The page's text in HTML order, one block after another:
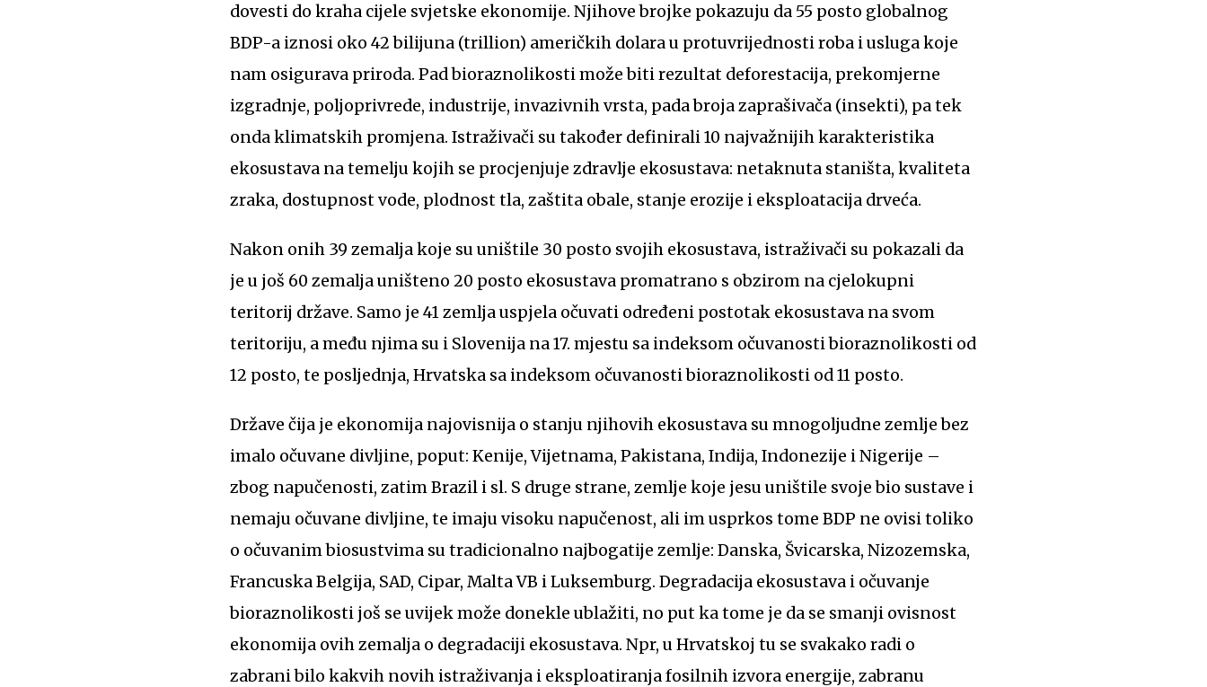
dovesti do kraha cijele svjetske ekonomije. Njihove brojke pokazuju da 55 posto globalnog
BDP-a iznosi oko 42 bilijuna (trillion) američkih dolara u protuvrijednosti roba i usluga koje
nam osigurava priroda. Pad bioraznolikosti može biti rezultat deforestacija, prekomjerne
izgradnje, poljoprivrede, industrije, invazivnih vrsta, pada broja zaprašivača (insekti), pa tek
onda klimatskih promjena. Istraživači su također definirali 10 najvažnijih karakteristika
ekosustava na temelju kojih se procjenjuje zdravlje ekosustava: netaknuta staništa, kvaliteta
zraka, dostupnost vode, plodnost tla, zaštita obale, stanje erozije i eksploatacija drveća.
Nakon onih 39 zemalja koje su uništile 30 posto svojih ekosustava, istraživači su pokazali da
je u još 60 zemalja uništeno 20 posto ekosustava promatrano s obzirom na cjelokupni
teritorij države. Samo je 41 zemlja uspjela očuvati određeni postotak ekosustava na svom
teritoriju, a među njima su i Slovenija na 17. mjestu sa indeksom očuvanosti bioraznolikosti od
12 posto, te posljednja, Hrvatska sa indeksom očuvanosti bioraznolikosti od 11 posto.
Države čija je ekonomija najovisnija o stanju njihovih ekosustava su mnogoljudne zemlje bez
imalo očuvane divljine, poput: Kenije, Vijetnama, Pakistana, Indija, Indonezije i Nigerije –
zbog napučenosti, zatim Brazil i sl. S druge strane, zemlje koje jesu uništile svoje bio sustave i
nemaju očuvane divljine, te imaju visoku napučenost, ali im usprkos tome BDP ne ovisi toliko
o očuvanim biosustvima su tradicionalno najbogatije zemlje: Danska, Švicarska, Nizozemska,
Francuska Belgija, SAD, Cipar, Malta VB i Luksemburg. Degradacija ekosustava i očuvanje
bioraznolikosti još se uvijek može donekle ublažiti, no put ka tome je da se smanji ovisnost
ekonomija ovih zemalja o degradaciji ekosustava. Npr, u Hrvatskoj tu se svakako radi o
zabrani bilo kakvih novih istraživanja i eksploatiranja fosilnih izvora energije, zabranu